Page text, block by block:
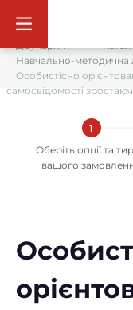
Друкарня
Навчально-методична
Особистісно
самосвідомості
1
Оберіть опції та
вашого